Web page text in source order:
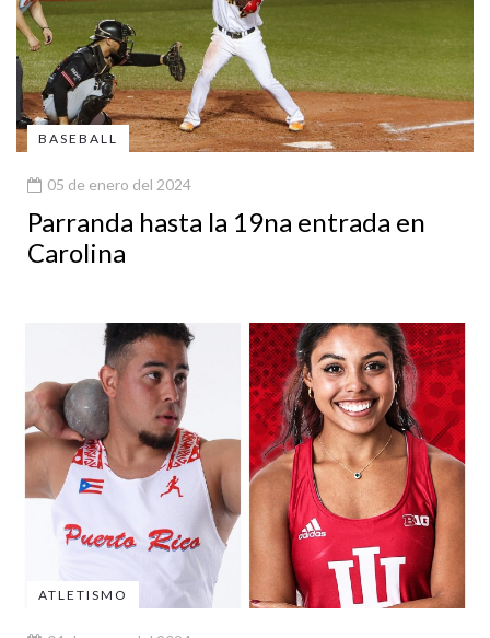
BASEBALL
05 de enero del 2024
Parranda hasta la 19na entrada en
Carolina
ATLETISMO